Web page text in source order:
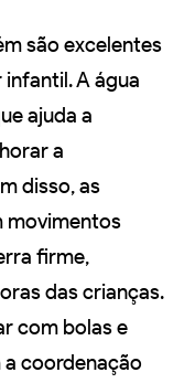
são excelentes
A água
ajuda a
a
disso, as
movimentos
firme,
das crianças.
com bolas e
coordenação